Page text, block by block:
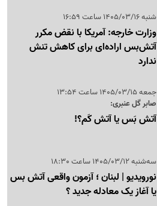
شنبه 1405/03/16 ساعت 16:59
وزارت خارجه: آمریکا با نقض مکرر
آتش‌بس اراده‌ای برای کاهش تنش
ندارد
جمعه 1405/03/15 ساعت 13:54
صابر گل عنبری:
آتش‌ بَس یا آتش‌ کَم؟!
سه‌شنبه 1405/03/12 ساعت 18:30
نورویدیو | لبنان ؛ آزمون واقعی آتش بس
یا آغاز یک معادله جدید ؟